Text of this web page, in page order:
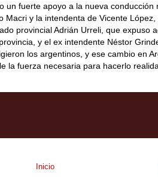
un fuerte apoyo a la nueva conducción
Macri y la intendenta de Vicente López,
provincial Adrián Urreli, que expuso
y el ex intendente Néstor
los argentinos, y ese cambio en
la fuerza necesaria para hacerlo
Inicio